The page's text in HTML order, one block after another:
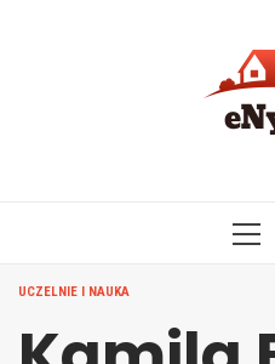
UCZELNIE I NAUKA